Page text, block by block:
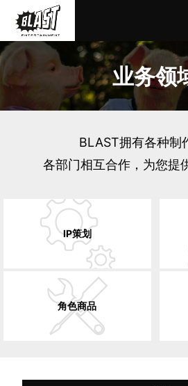
业务领
BLAST拥有各种制
各部门相互合作，为您提
IP策划
角色商品